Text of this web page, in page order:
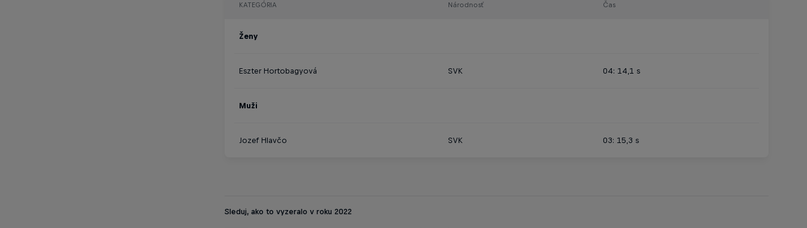
KATEGÓRIA Národnosť Čas
Ženy
Eszter Hortobagyová SVK 04: 14,1 s
Muži
Jozef Hlavčo SVK 03: 15,3 s
Sleduj, ako to vyzeralo v roku 2022